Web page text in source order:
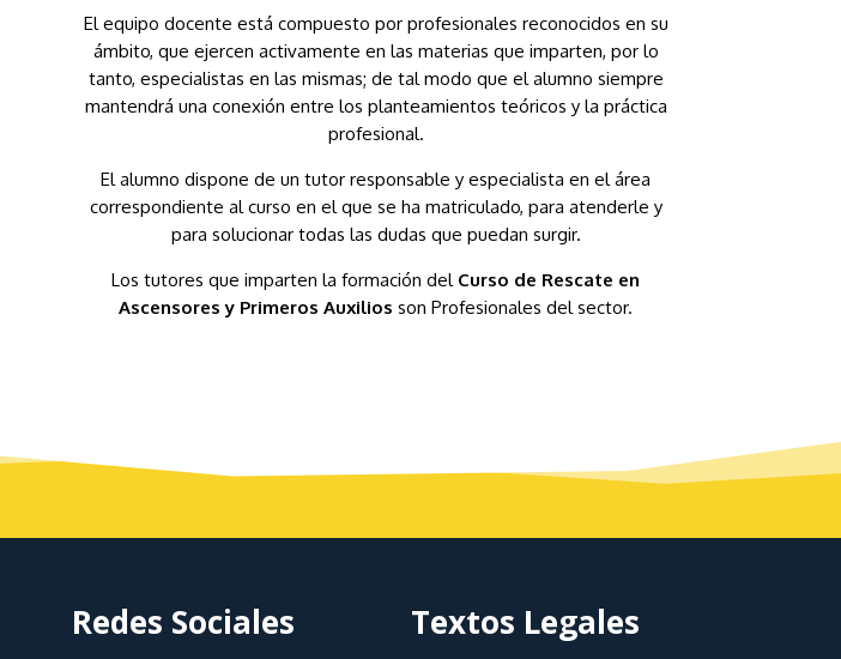
El equipo docente está compuesto por profesionales reconocidos en su
ámbito, que ejercen activamente en las materias que imparten, por lo
tanto, especialistas en las mismas; de tal modo que el alumno siempre
mantendrá una conexión entre los planteamientos teóricos y la práctica
profesional.
El alumno dispone de un tutor responsable y especialista en el área
correspondiente al curso en el que se ha matriculado, para atenderle y
para solucionar todas las dudas que puedan surgir.
Los tutores que imparten la formación del Curso de Rescate en
Ascensores y Primeros Auxilios son Profesionales del sector.
Redes Sociales Textos Legales